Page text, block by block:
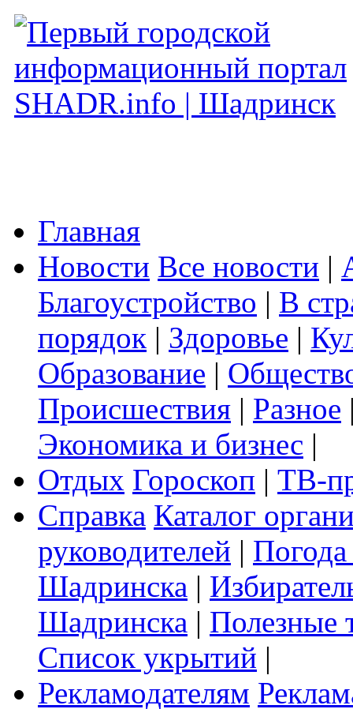
Главная
Новости Все новости |
Благоустройство | В
порядок | Здоровье |
Образование |
Происшествия | Разное
Экономика и бизнес |
Отдых Гороскоп | ТВ-
Справка Каталог
руководителей |
Шадринска |
Шадринска | Полезные
Список укрытий |
Рекламодателям